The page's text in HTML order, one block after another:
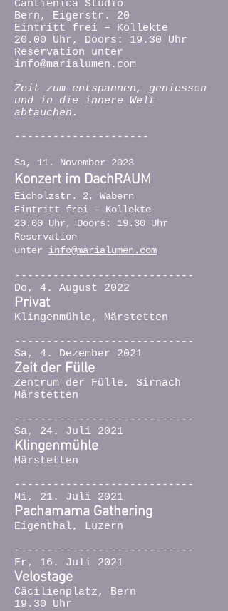
Cantienica Studio
Bern, Eigerstr. 20
Eintritt frei – Kollekte
20.00 Uhr, Doors: 19.30 Uhr
Reservation unter
info@marialumen.com
Zeit zum entspannen, geniessen
und in die innere Welt
abtauchen.
---------------------
Sa, 11. November 2023
Konzert im DachRAUM
Eicholzstr. 2, Wabern
Eintritt frei – Kollekte
20.00 Uhr, Doors: 19.30 Uhr
Reservation
unter info@marialumen.com
----------------------------
Do, 4. August 2022
Privat
Klingenmühle, Märstetten
----------------------------
Sa, 4. Dezember 2021
Zeit der Fülle
Zentrum der Fülle, Sirnach
Märstetten
----------------------------
Sa, 24. Juli 2021
Klingenmühle
Märstetten
----------------------------
Mi, 21. Juli 2021
Pachamama Gathering
Eigenthal, Luzern
----------------------------
Fr, 16. Juli 2021
Velostage
Cäcilienplatz, Bern
19.30 Uhr